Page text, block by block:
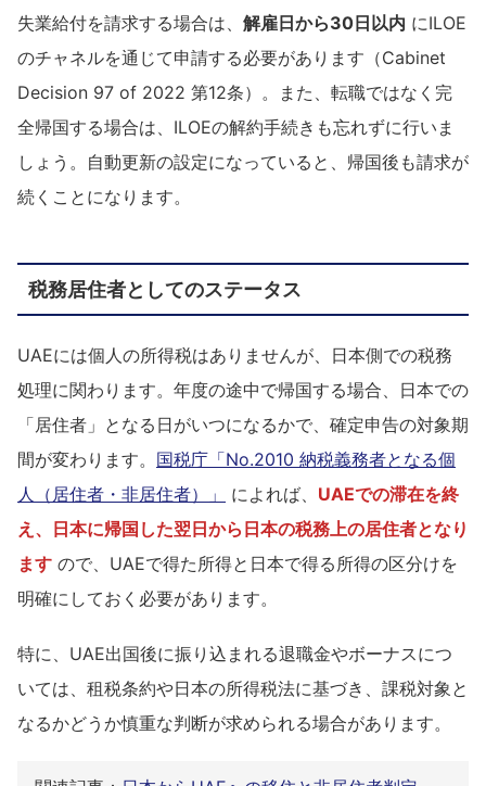
失業給付を請求する場合は、 解雇日から30日以内 にILOE
のチャネルを通じて申請する必要があります（Cabinet
Decision 97 of 2022 第12条）。また、転職ではなく完
全帰国する場合は、ILOEの解約手続きも忘れずに行いま
しょう。自動更新の設定になっていると、帰国後も請求が
続くことになります。
税務居住者としてのステータス
UAEには個人の所得税はありませんが、日本側での税務
処理に関わります。年度の途中で帰国する場合、日本での
「居住者」となる日がいつになるかで、確定申告の対象期
間が変わります。 国税庁「No.2010 納税義務者となる個
人（居住者・非居住者）」
によれば、 UAEでの滞在を終
え、日本に帰国した翌日から日本の税務上の居住者となり
ます ので、UAEで得た所得と日本で得る所得の区分けを
明確にしておく必要があります。
特に、UAE出国後に振り込まれる退職金やボーナスにつ
いては、租税条約や日本の所得税法に基づき、課税対象と
なるかどうか慎重な判断が求められる場合があります。